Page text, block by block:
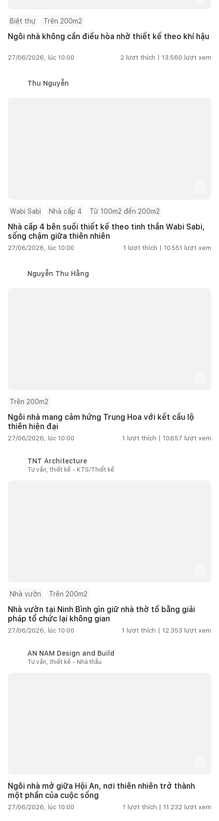
Biệt thự Trên 200m2
Ngôi nhà không cần điều hòa nhờ thiết kế theo khí hậu
27/06/2026, lúc 10:00 2 lượt thích | 13.560 lượt xem
Thu Nguyễn
Wabi Sabi Nhà cấp 4 Từ 100m2 đến 200m2
Nhà cấp 4 bên suối thiết kế theo tinh thần Wabi Sabi,
sống chậm giữa thiên nhiên
27/06/2026, lúc 10:00 1 lượt thích | 10.551 lượt xem
Nguyễn Thu Hằng
Trên 200m2
Ngôi nhà mang cảm hứng Trung Hoa với kết cấu lộ
thiên hiện đại
27/06/2026, lúc 10:00 1 lượt thích | 10.657 lượt xem
TNT Architecture
Tư vấn, thiết kế - KTS/Thiết kế
Nhà vườn Trên 200m2
Nhà vườn tại Ninh Bình gìn giữ nhà thờ tổ bằng giải
pháp tổ chức lại không gian
27/06/2026, lúc 10:00 1 lượt thích | 12.353 lượt xem
AN NAM Design and Build
Tư vấn, thiết kế - Nhà thầu
Ngôi nhà mở giữa Hội An, nơi thiên nhiên trở thành
một phần của cuộc sống
27/06/2026, lúc 10:00 1 lượt thích | 11.232 lượt xem